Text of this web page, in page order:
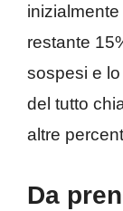
restante
sospesi e lo
del tutto
altre
Da